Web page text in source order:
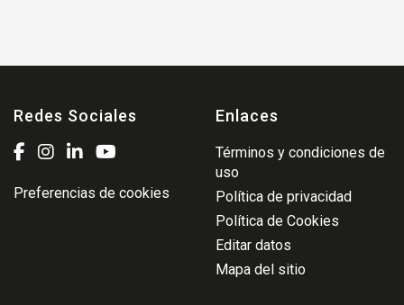
Redes Sociales
Preferencias de cookies
Enlaces
Términos y condiciones de
uso
Política de privacidad
Política de Cookies
Editar datos
Mapa del sitio